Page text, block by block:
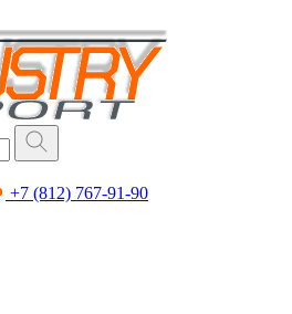
+7 (812) 767-91-90